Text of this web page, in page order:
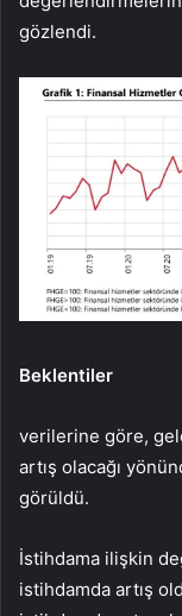
gözlendi.
Beklentiler
verilerine göre,
artış olacağı
görüldü.
İstihdama ilişkin
istihdamda artış